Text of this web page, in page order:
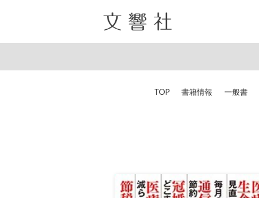
TOP 書籍情報 一般書